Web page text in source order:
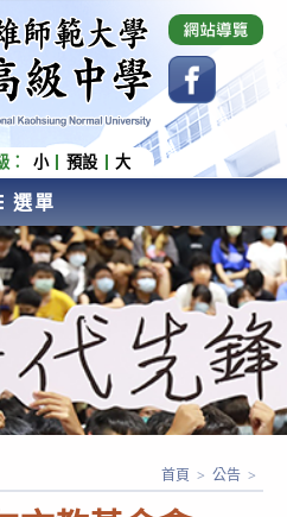
學 Affiliated Senior
Normal
： 小 預設 大
選單
SCHOOL OF NATIONAL
UNIVERSITY
首頁 > 公告 >